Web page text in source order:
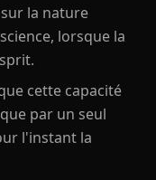
la nature
lorsque la
cette capacité
par un seul
l'instant la